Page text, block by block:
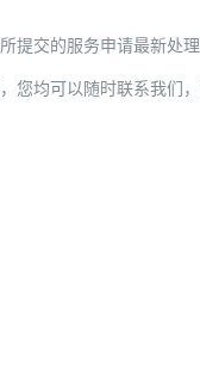
提交的服务申请最新处
您均可以随时联系我